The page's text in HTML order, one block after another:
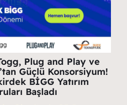
Plug and Play ve
Güçlü Konsorsiyum!
BİGG Yatırım
Başladı